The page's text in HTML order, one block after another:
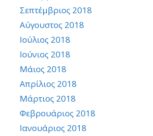
Σεπτέμβριος 2018
Αύγουστος 2018
Ιούλιος 2018
Ιούνιος 2018
Μάιος 2018
Απρίλιος 2018
Μάρτιος 2018
Φεβρουάριος 2018
Ιανουάριος 2018